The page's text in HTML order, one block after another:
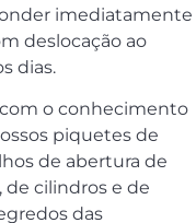
imediatamente
deslocação ao
dias.
o conhecimento
piquetes de
de abertura de
de cilindros e de
das